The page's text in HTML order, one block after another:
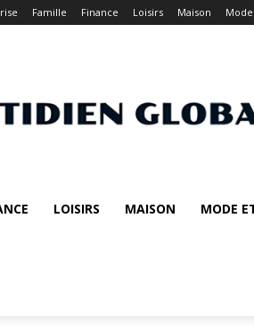
Famille Finance Loisirs Maison
LOISIRS MAISON MODE